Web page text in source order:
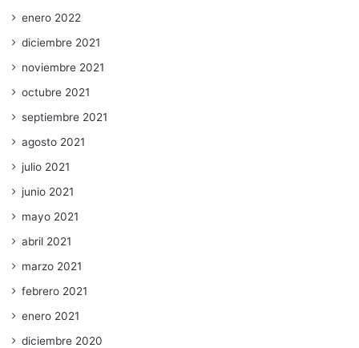
enero 2022
diciembre 2021
noviembre 2021
octubre 2021
septiembre 2021
agosto 2021
julio 2021
junio 2021
mayo 2021
abril 2021
marzo 2021
febrero 2021
enero 2021
diciembre 2020